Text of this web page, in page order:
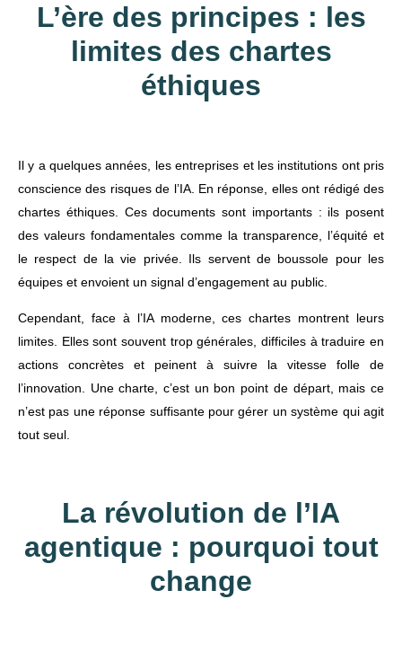
L’ère des principes : les
limites des chartes
éthiques
Il y a quelques années, les entreprises et les institutions ont pris
conscience des risques de l’IA. En réponse, elles ont rédigé des
chartes éthiques. Ces documents sont importants : ils posent
des valeurs fondamentales comme la transparence, l’équité et
le respect de la vie privée. Ils servent de boussole pour les
équipes et envoient un signal d’engagement au public.
Cependant, face à l’IA moderne, ces chartes montrent leurs
limites. Elles sont souvent trop générales, difficiles à traduire en
actions concrètes et peinent à suivre la vitesse folle de
l’innovation. Une charte, c’est un bon point de départ, mais ce
n’est pas une réponse suffisante pour gérer un système qui agit
tout seul.
La révolution de l’IA
agentique : pourquoi tout
change